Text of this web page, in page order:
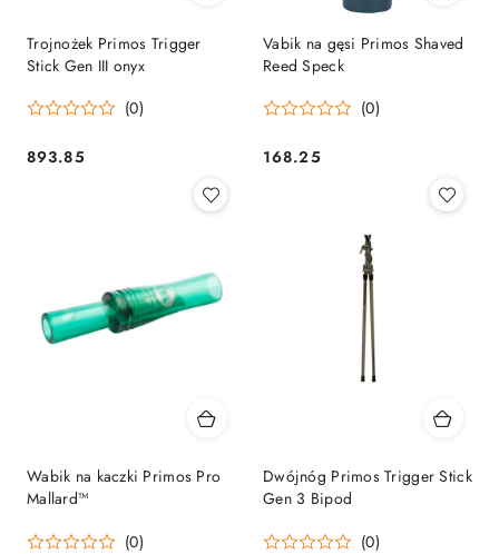
Trojnożek Primos Trigger
Stick Gen III onyx
(0)
Cena:
893.85
Vabik na gęsi Primos Shaved
Reed Speck
(0)
Cena:
168.25
Wabik na kaczki Primos Pro
Mallard™
(0)
Dwójnóg Primos Trigger Stick
Gen 3 Bipod
(0)